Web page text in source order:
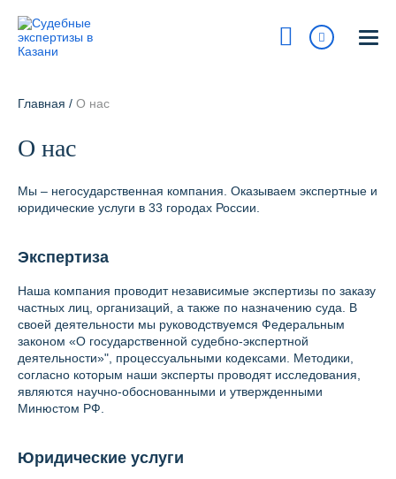
8 800 700-15-97
Получить консультацию
info@pravur.ru
Услуги
Блог
Стоимость
Контакты
Главная / О нас
О нас
Мы – негосударственная компания. Оказываем экспертные и
юридические услуги в 33 городах России.
Экспертиза
Наша компания проводит независимые экспертизы по заказу
частных лиц, организаций, а также по назначению суда. В
своей деятельности мы руководствуемся Федеральным
законом «О государственной судебно-экспертной
деятельности»", процессуальными кодексами. Методики,
согласно которым наши эксперты проводят исследования,
являются научно-обоснованными и утвержденными
Минюстом РФ.
Юридические услуги